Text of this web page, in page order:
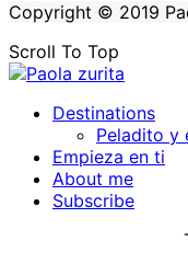
Copyright © 2019
Scroll To Top
Destinations
Peladito y
Empieza en ti
About me
Subscribe